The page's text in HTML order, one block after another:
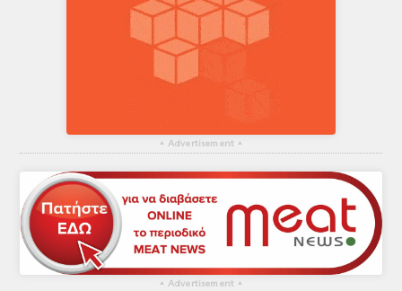
▴ Advertisement ▴
▴ Advertisement ▴